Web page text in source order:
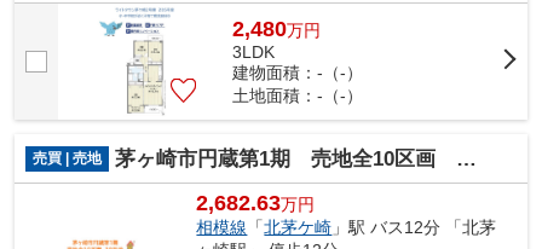
物干しはもちろん、読書など多目的に活...
2,480万円
3LDK
建物面積：-（-）
土地面積：-（-）
売買 | 売地 茅ヶ崎市円蔵第1期 売地全10区画 19号地
2,682.63万円
相模線 「北茅ケ崎 」駅 バス12分 「北茅